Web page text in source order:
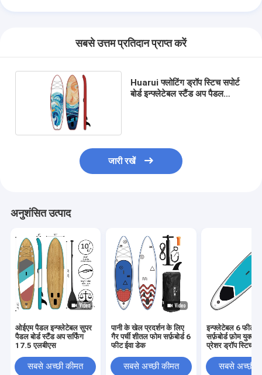
सबसे उत्तम प्रतिदान प्राप्त करें
Huarui फ्लोटिंग ड्रॉप स्टिच सपोर्ट
बोर्ड इन्फ्लेटेबल स्टैंड अप पैडल
जारी रखें
अनुशंसित उत्पाद
ओईएम पैडल इन्फ्लेटेबल सुपर
पैडल बोर्ड स्टैंड अप सर्फिंग
17.5 एलबीएस
सबसे अच्छी कीमत
पानी के खेल प्रदर्शन के लिए
गैर पर्ची शीतल फोम सर्फ़बोर्ड 6
फीट ईवा डेक
सबसे अच्छी कीमत
इन्फ्लेटेबल 6 फीट
सर्फ़बोर्ड फ़ोम युक्त
प्रेशर ड्रॉप स्टिच
सबसे अच्छी